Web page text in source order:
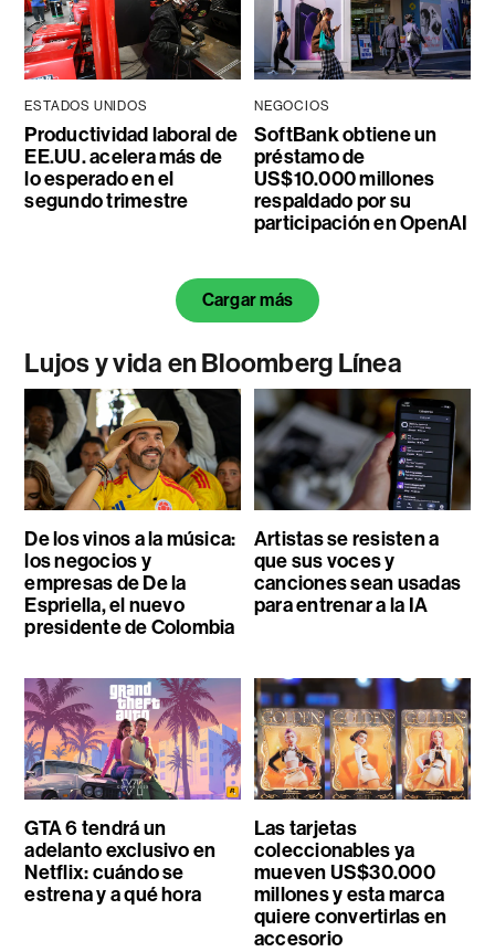
ESTADOS UNIDOS
Productividad laboral de
EE.UU. acelera más de
lo esperado en el
segundo trimestre
NEGOCIOS
SoftBank obtiene un
préstamo de
US$10.000 millones
respaldado por su
participación en OpenAI
Cargar más
Lujos y vida en Bloomberg Línea
De los vinos a la música:
los negocios y
empresas de De la
Espriella, el nuevo
presidente de Colombia
Artistas se resisten a
que sus voces y
canciones sean usadas
para entrenar a la IA
GTA 6 tendrá un
adelanto exclusivo en
Netflix: cuándo se
estrena y a qué hora
Las tarjetas
coleccionables ya
mueven US$30.000
millones y esta marca
quiere convertirlas en
accesorio